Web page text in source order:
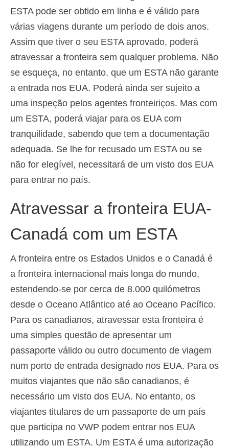
ESTA pode ser obtido em linha e é válido para
várias viagens durante um período de dois anos.
Assim que tiver o seu ESTA aprovado, poderá
atravessar a fronteira sem qualquer problema. Não
se esqueça, no entanto, que um ESTA não garante
a entrada nos EUA. Poderá ainda ser sujeito a
uma inspeção pelos agentes fronteiriços. Mas com
um ESTA, poderá viajar para os EUA com
tranquilidade, sabendo que tem a documentação
adequada. Se lhe for recusado um ESTA ou se
não for elegível, necessitará de um visto dos EUA
para entrar no país.
Atravessar a fronteira EUA-
Canadá com um ESTA
A fronteira entre os Estados Unidos e o Canadá é
a fronteira internacional mais longa do mundo,
estendendo-se por cerca de 8.000 quilómetros
desde o Oceano Atlântico até ao Oceano Pacífico.
Para os canadianos, atravessar esta fronteira é
uma simples questão de apresentar um
passaporte válido ou outro documento de viagem
num porto de entrada designado nos EUA. Para os
muitos viajantes que não são canadianos, é
necessário um visto dos EUA. No entanto, os
viajantes titulares de um passaporte de um país
que participa no VWP podem entrar nos EUA
utilizando um ESTA. Um ESTA é uma autorização